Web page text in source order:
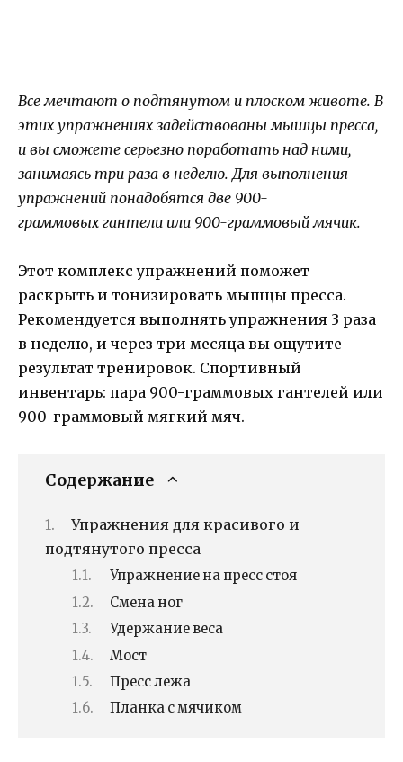
Все мечтают о подтянутом и плоском животе. В
этих упражнениях задействованы мышцы пресса,
и вы сможете серьезно поработать над ними,
занимаясь три раза в неделю. Для выполнения
упражнений понадобятся две 900-
граммовых гантели или 900-граммовый мячик.
Этот комплекс упражнений поможет
раскрыть и тонизировать мышцы пресса.
Рекомендуется выполнять упражнения 3 раза
в неделю, и через три месяца вы ощутите
результат тренировок. Спортивный
инвентарь: пара 900-граммовых гантелей или
900-граммовый мягкий мяч.
Содержание
Упражнения для красивого и
подтянутого пресса
Упражнение на пресс стоя
Смена ног
Удержание веса
Мост
Пресс лежа
Планка с мячиком